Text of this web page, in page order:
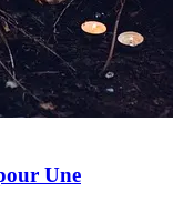
Une